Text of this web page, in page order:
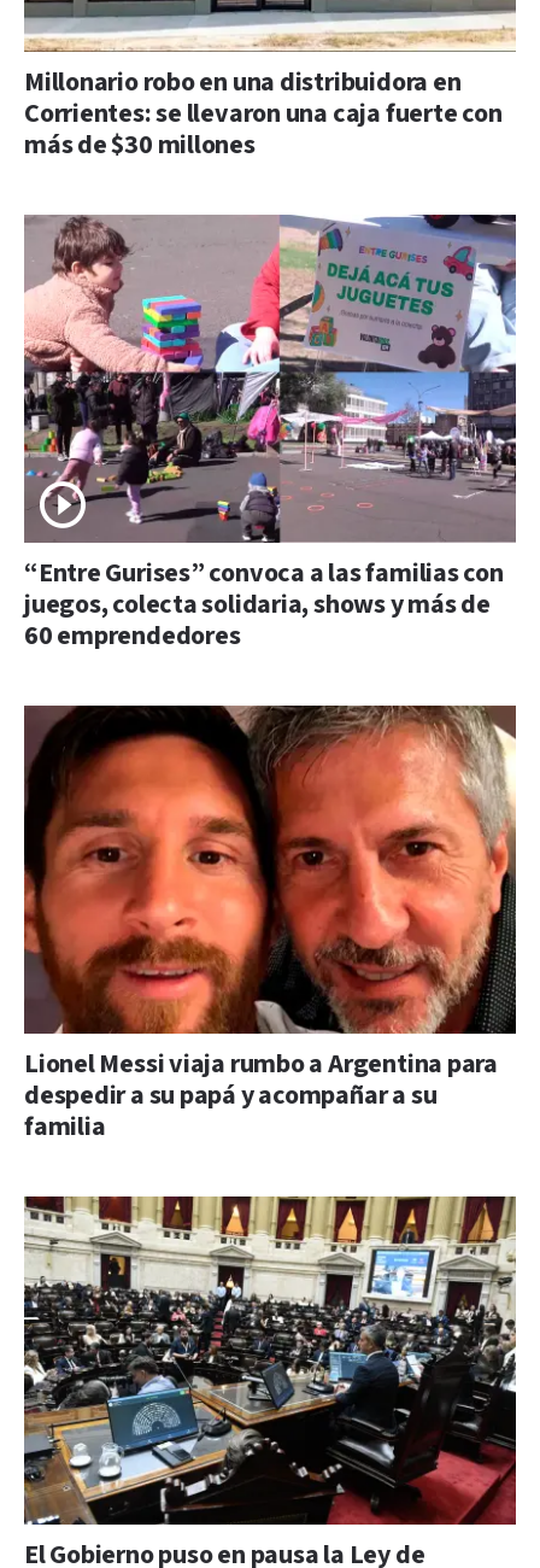
Millonario robo en una distribuidora en
Corrientes: se llevaron una caja fuerte con
más de $30 millones
“Entre Gurises” convoca a las familias con
juegos, colecta solidaria, shows y más de
60 emprendedores
Lionel Messi viaja rumbo a Argentina para
despedir a su papá y acompañar a su
familia
El Gobierno puso en pausa la Ley de